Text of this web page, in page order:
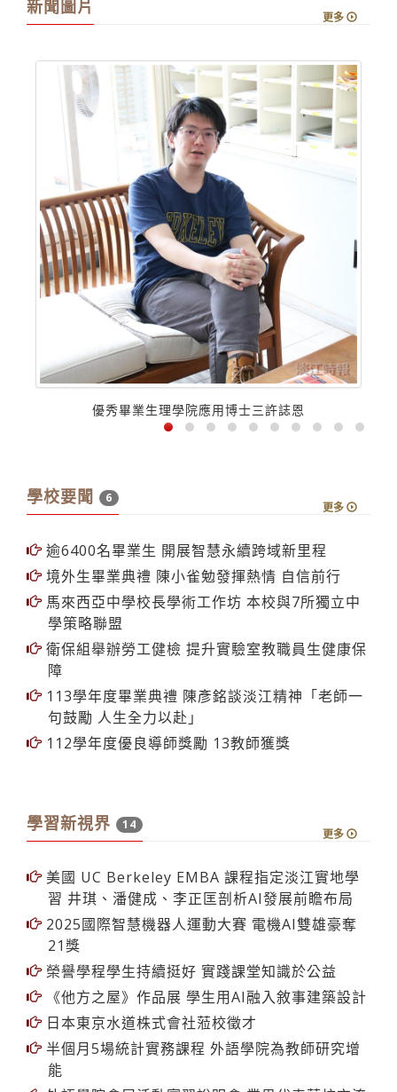
優秀畢業生理學院應用博士三許誌恩
逾6400名畢業生 開展智慧永續跨域新里程
境外生畢業典禮 陳小雀勉發揮熱情 自信前行
學策略聯盟
衛保組舉辦勞工健檢 提升實驗室教職員生健康保
障
113學年度畢業典禮 陳彥銘談淡江精神「老師一
句鼓勵 人生全力以赴」
112學年度優良導師獎勵 13教師獲獎
學習新視界
美國 UC Berkeley EMBA 課程指定淡江實地學
習 井琪、潘健成、李正匡剖析AI發展前瞻布局
21獎
榮譽學程學生持續挺好 實踐課堂知識於公益
《他方之屋》作品展 學生用AI融入敘事建築設計
日本東京水道株式會社蒞校徵才
半個月5場統計實務課程 外語學院為教師研究增
能
外語學院會展活動實習說明會 業界代表蒞校交流
以好客心意佐茶 EMI課程《茶與觀光》擺茶席驗
收成果